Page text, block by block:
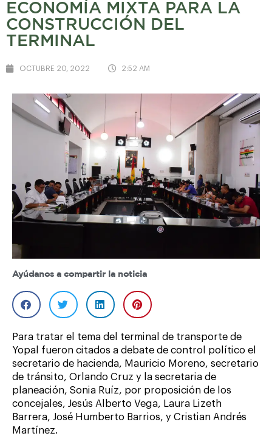
ECONOMÍA MIXTA PARA LA
CONSTRUCCIÓN DEL
TERMINAL
OCTUBRE 20, 2022 2:52 AM
Ayúdanos a compartir la noticia
Para tratar el tema del terminal de transporte de
Yopal fueron citados a debate de control político el
secretario de hacienda, Mauricio Moreno, secretario
de tránsito, Orlando Cruz y la secretaria de
planeación, Sonia Ruíz, por proposición de los
concejales, Jesús Alberto Vega, Laura Lizeth
Barrera, José Humberto Barrios, y Cristian Andrés
Martínez.